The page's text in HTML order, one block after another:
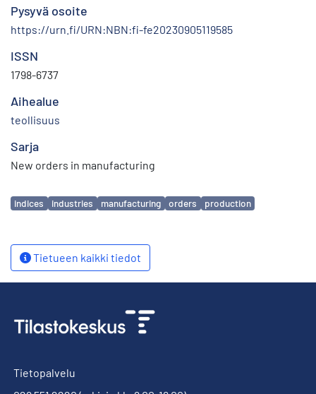
Pysyvä osoite
https://urn.fi/URN:NBN:fi-fe20230905119585
ISSN
1798-6737
Aihealue
teollisuus
Sarja
New orders in manufacturing
Avainsanat
indices industries manufacturing orders production
Tietueen kaikki tiedot
Tietopalvelu